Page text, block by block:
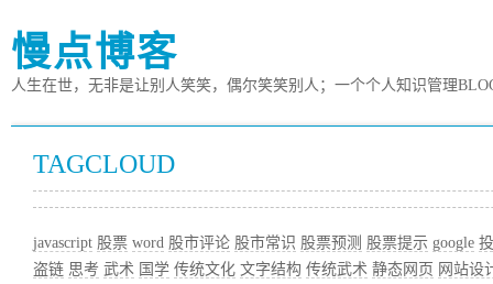
慢点博客
人生在世，无非是让别人笑笑，偶尔笑笑别人；一个个人知识管理
TAGCLOUD
javascript 股票 word 股市评论 股市常识 股票预测 股票提示 google
盗链 思考 武术 国学 传统文化 文字结构 传统武术 静态网页 网站设